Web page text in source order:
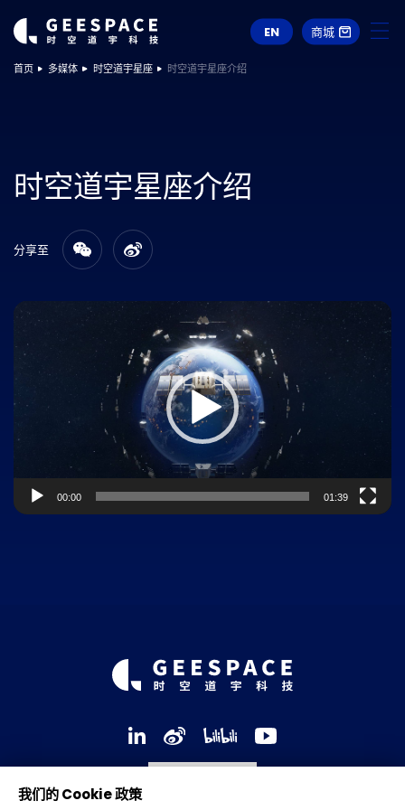
EN 商城
首页 多媒体 时空道宇星座 时空道宇星座介绍
时空道宇星座介绍
分享至
视
播
00:00 01:39
我们的 Cookie 政策